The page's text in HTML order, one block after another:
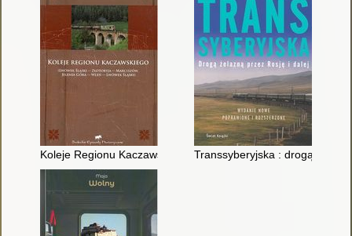
Koleje Regionu Kaczawskiego : Lwówek Śląski-Złotoryja-
Transsyberyjska : drogą